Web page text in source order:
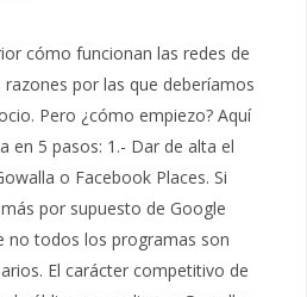
cómo funcionan las redes de
por las que deberíamos
Pero ¿cómo empiezo? Aquí
en 5 pasos: 1.- Dar de alta el
o Facebook Places. Si
por supuesto de Google
no todos los programas son
El carácter competitivo de